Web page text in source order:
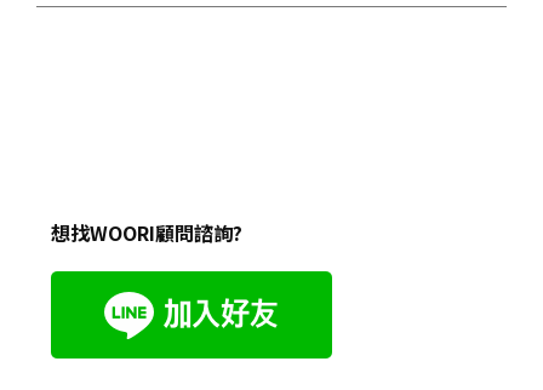
想找WOORI顧問諮詢?